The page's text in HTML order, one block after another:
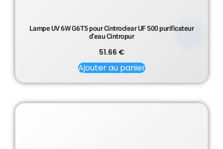
Lampe UV 6W G6T5 pour Cintroclear UF 500 purificateur
d’eau Cintropur
51.66 €
Ajouter au panier